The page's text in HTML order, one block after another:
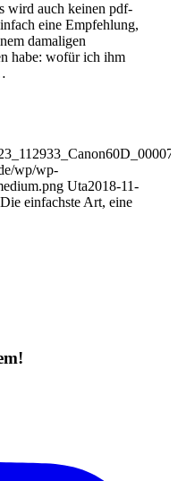
wird auch keinen pdf-
eine Empfehlung,
damaligen
habe: wofür ich ihm
wp/wp-
Uta2018-11-
Die einfachste Art, eine